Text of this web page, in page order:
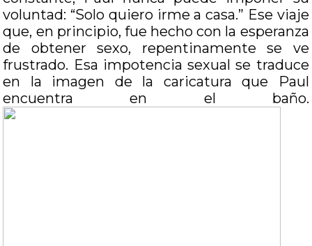
voluntad: “Solo quiero irme a casa.” Ese viaje
que, en principio, fue hecho con la esperanza
de obtener sexo, repentinamente se ve
frustrado. Esa impotencia sexual se traduce
en la imagen de la caricatura que Paul
encuentra en el baño.